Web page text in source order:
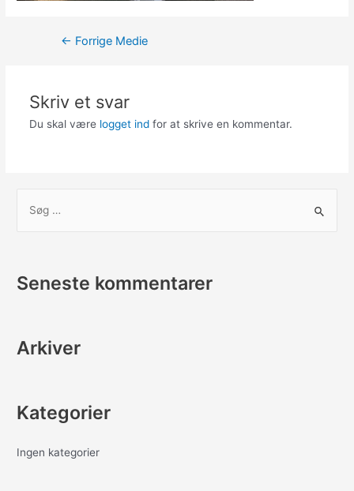
Indlægsnavigation
← Forrige Medie
Skriv et svar
Du skal være logget indfor at skrive en kommentar.
f
r
Seneste kommentarer
Arkiver
Kategorier
Ingen kategorier